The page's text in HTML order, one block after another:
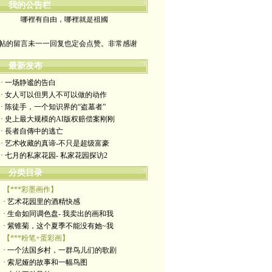
我的公告栏
哪裡有自由，哪裡就是祖國
yimengling53@yahoo.com
有意收藏者请私信我，感谢一贯支持
政治转载不一定代表本人意见
艺术博客：https://yimengl.blog
目录中标注星号的为本人艺术原创
最新发布
· 一场静谧的告白
· 女人可以但男人不可以做的动作
· 陈徒手，一个知识界的“盗墓者”
· 史上最大规模的AI版权赔偿案刚刚
· 長者自傳中的逃亡
· 艺术收藏的真谛-不只是超级富豪
· 七月的私家花园- 私家花园探访2
分类目录
【***彩墨画作】
· 艺术花园里的酒精快感
· 生命如同调色盘- 我卖出的画和我
· 紫锥菊，这个夏季不能没有她~我
【***粉笔+蛋彩画】
· 一个法国乡村，一群鸟儿们的歌剧
· 索尼娅的故事和一幅鸟图